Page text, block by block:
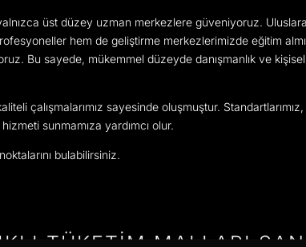
üst düzey uzman merkezlere güveniyoruz.
hem de geliştirme merkezlerimizde eğitim
Bu sayede, mükemmel düzeyde danışmanlık ve
çalışmalarımız sayesinde oluşmuştur.
sunmamıza yardımcı olur.
bulabilirsiniz.